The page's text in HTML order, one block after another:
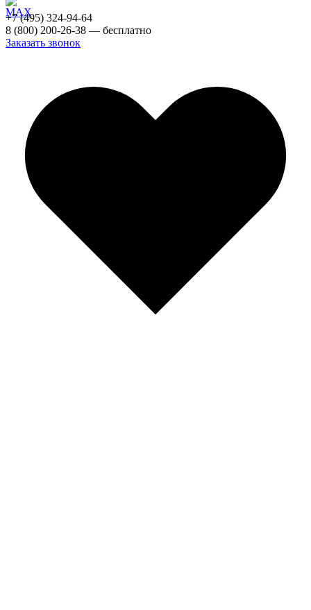
+7 (495) 324-94-64
8 (800) 200-26-38 — бесплатно
Заказать звонок